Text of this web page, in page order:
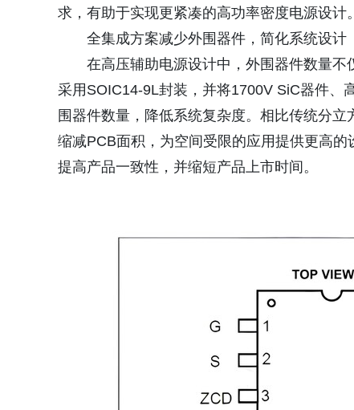
求，有助于实现更紧凑的高功率密度电源设计。
全集成方案减少外围器件，简化系统设计
在高压辅助电源设计中，外围器件数量
采用SOIC14-9L封装，并将1700V SiC器件、
围器件数量，降低系统复杂度。相比传统分
缩减PCB面积，为空间受限的应用提供更高
提高产品一致性，并缩短产品上市时间。